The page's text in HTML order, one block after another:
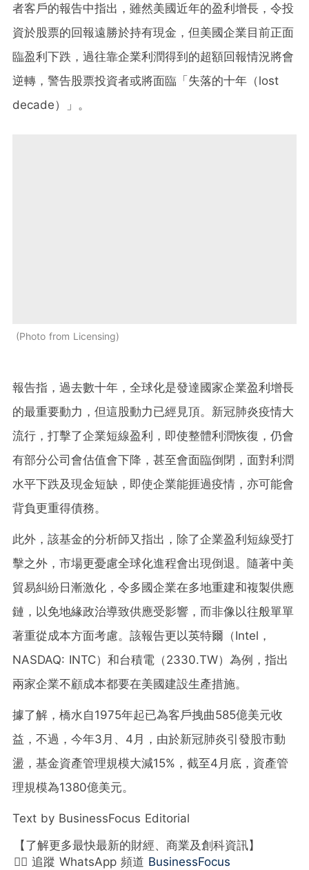
者客戶的報告中指出，雖然美國近年的盈利增長，令投
資於股票的回報遠勝於持有現金，但美國企業目前正面
臨盈利下跌，過往靠企業利潤得到的超額回報情況將會
逆轉，警告股票投資者或將面臨「失落的十年（lost
decade）」。
Photo from Licensing
報告指，過去數十年，全球化是發達國家企業盈利增長
的最重要動力，但這股動力已經見頂。新冠肺炎疫情大
流行，打擊了企業短線盈利，即使整體利潤恢復，仍會
有部分公司會估值會下降，甚至會面臨倒閉，面對利潤
水平下跌及現金短缺，即使企業能捱過疫情，亦可能會
背負更重得債務。
此外，該基金的分析師又指出，除了企業盈利短線受打
擊之外，市場更憂慮全球化進程會出現倒退。隨著中美
貿易糾紛日漸激化，令多國企業在多地重建和複製供應
鏈，以免地緣政治導致供應受影響，而非像以往般單單
著重從成本方面考慮。該報告更以英特爾（Intel，
NASDAQ: INTC）和台積電（2330.TW）為例，指出
兩家企業不顧成本都要在美國建設生產措施。
據了解，橋水自1975年起已為客戶拽曲585億美元收
益，不過，今年3月、4月，由於新冠肺炎引發股市動
盪，基金資產管理規模大減15%，截至4月底，資產管
理規模為1380億美元。
Text by BusinessFocus Editorial
【了解更多最快最新的財經、商業及創科資訊】
👉🏻 追蹤 WhatsApp 頻道 BusinessFocus